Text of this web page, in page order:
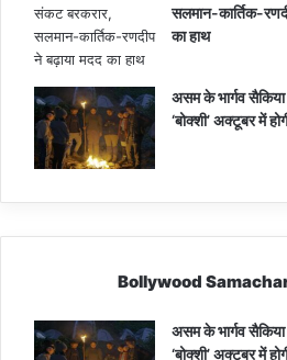
सलमान-कार्तिक-
का हाथ
असम के भार्गव
‘बोक्शी’ अक्टूबर में
Bollywood
असम के भार्गव
‘बोक्शी’ अक्टूबर में